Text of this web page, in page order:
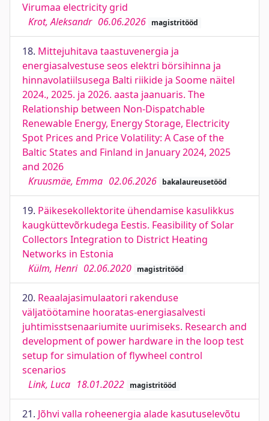
Virumaa electricity grid
Krot, Aleksandr 06.06.2026 magistritööd
18. Mittejuhitava taastuvenergia ja
energiasalvestuse seos elektri börsihinna ja
hinnavolatiilsusega Balti riikide ja Soome näitel
2024., 2025. ja 2026. aasta jaanuaris. The
Relationship between Non-Dispatchable
Renewable Energy, Energy Storage, Electricity
Spot Prices and Price Volatility: A Case of the
Baltic States and Finland in January 2024, 2025
and 2026
Kruusmäe, Emma 02.06.2026 bakalaureusetööd
19. Päikesekollektorite ühendamise kasulikkus
kaugküttevõrkudega Eestis. Feasibility of Solar
Collectors Integration to District Heating
Networks in Estonia
Külm, Henri 02.06.2020 magistritööd
20. Reaalajasimulaatori rakenduse
väljatöötamine hooratas-energiasalvesti
juhtimisstsenaariumite uurimiseks. Research and
development of power hardware in the loop test
setup for simulation of flywheel control
scenarios
Link, Luca 18.01.2022 magistritööd
21. Jõhvi valla roheenergia alade kasutuselevõtu